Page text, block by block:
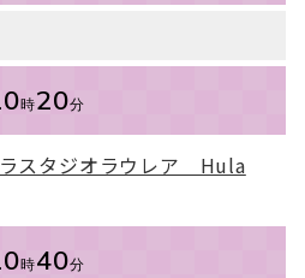
時20分
スタジオラウレア Hula
時40分